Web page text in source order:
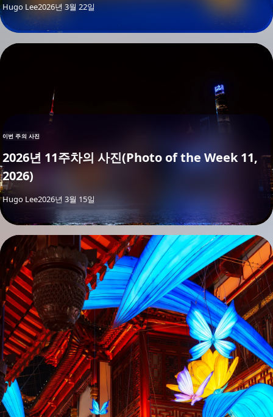
By
Hugo Lee2026년 3월 22일
이번 주의 사진
2026년 11주차의 사진(Photo of the Week 11,
2026)
By
Hugo Lee2026년 3월 15일